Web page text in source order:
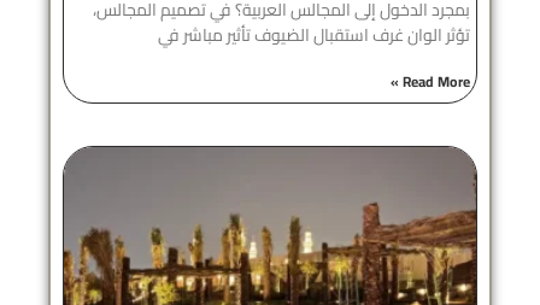
بمجرد الدخول إلى المجالس العربية؟ في تصميم المجالس،
تؤثر الوان غرف استقبال الضيوف تأثير مباشر في
Read More »